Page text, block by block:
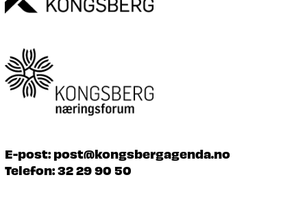
E-post: post@kongsbergagenda.no
Telefon:32 29 90 50